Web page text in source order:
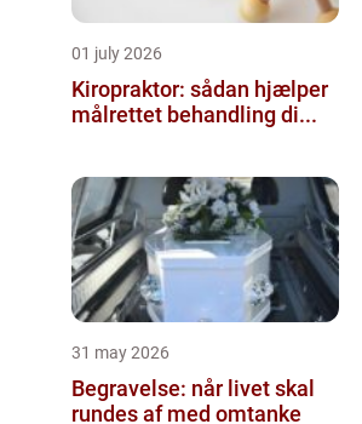
01 july 2026
Kiropraktor: sådan hjælper
målrettet behandling di...
31 may 2026
Begravelse: når livet skal
rundes af med omtanke